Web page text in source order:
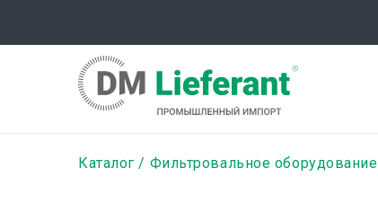
содержанию
Строка
Каталог Фильтровальное оборудование